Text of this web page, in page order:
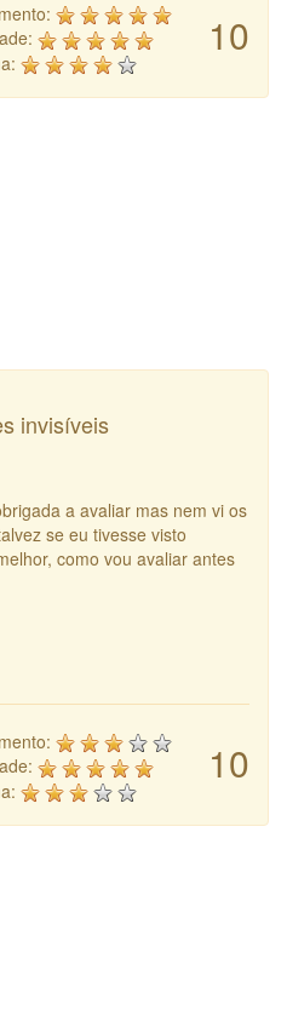
10
invisíveis
a avaliar mas nem vi os
se eu tivesse visto
como vou avaliar antes
10